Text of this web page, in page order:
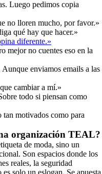
Luego pedimos copia
no lloren mucho, por favor.»
qué hay que hacer.»
diferente.»
mejor no cuentes eso en la
enviamos emails a las
cambiar a mí.»
todo si piensan como
tan motivados como para
organización TEAL?
de moda, sino un
Son espacios donde los
reales, la seguridad